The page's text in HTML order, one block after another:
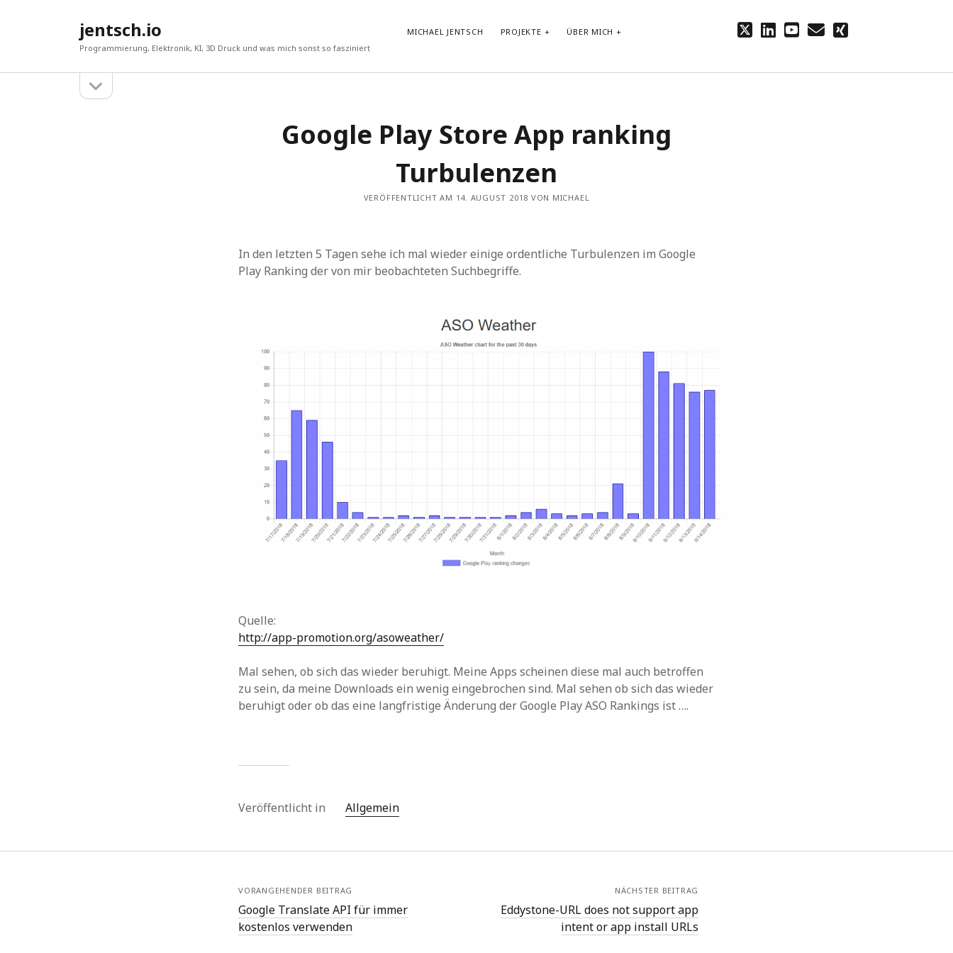
jentsch.io
Programmierung, Elektronik, KI, 3D Druck und was mich sonst so fasziniert
MICHAEL JENTSCH PROJEKTE ÜBER MICH twitterlinkedin
youtube
emailxing
öffnen
Vibe-Coding im Google AI Studio: „LyricLens“
Vom Shader zum atmosphärischen Android Hintergrund
Test von GLM-4.7-Flash in Ollama auf HP ZBook Ultra G1a mit
AMD Ryzen AI Max+ PRO 395 Notebook
ohne Reasoning
Google Play Store App ranking
Turbulenzen
VERÖFFENTLICHT AM 14. AUGUST 2018 VON MICHAEL
In den letzten 5 Tagen sehe ich mal wieder einige ordentliche Turbulenzen im Google
Play Ranking der von mir beobachteten Suchbegriffe.
Quelle:
http://app-promotion.org/asoweather/
Mal sehen, ob sich das wieder beruhigt. Meine Apps scheinen diese mal auch betroffen
zu sein, da meine Downloads ein wenig eingebrochen sind. Mal sehen ob sich das wieder
beruhigt oder ob das eine langfristige Änderung der Google Play ASO Rankings ist ….
Veröffentlicht in Allgemein
VORANGEHENDER BEITRAG
Google Translate API für immer
kostenlos verwenden
NÄCHSTER BEITRAG
Eddystone-URL does not support app
intent or app install URLs